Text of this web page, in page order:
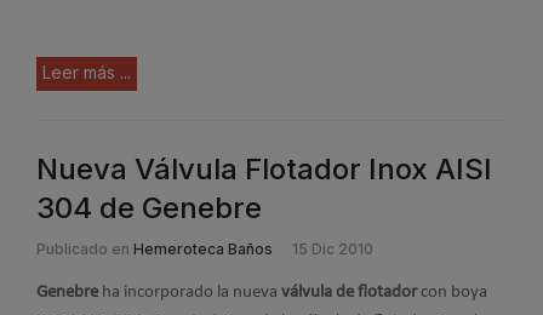
Leer más ...
Nueva Válvula Flotador Inox AISI
304 de Genebre
Publicado en Hemeroteca Baños 15 Dic 2010
Genebreha incorporado la nueva válvula de flotadorcon boya